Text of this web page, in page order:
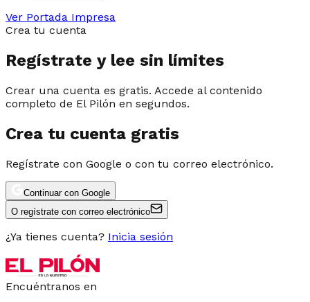
Ver Portada Impresa
Crea tu cuenta
Regístrate y lee sin límites
Crear una cuenta es gratis. Accede al contenido
completo de El Pilón en segundos.
Crea tu cuenta gratis
Regístrate con Google o con tu correo electrónico.
Continuar con Google
O regístrate con correo electrónico
¿Ya tienes cuenta? Inicia sesión
Encuéntranos en